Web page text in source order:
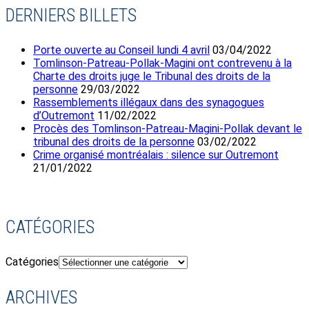
DERNIERS BILLETS
Porte ouverte au Conseil lundi 4 avril 03/04/2022
Tomlinson-Patreau-Pollak-Magini ont contrevenu à la
Charte des droits juge le Tribunal des droits de la
personne 29/03/2022
Rassemblements illégaux dans des synagogues
d’Outremont 11/02/2022
Procès des Tomlinson-Patreau-Magini-Pollak devant le
tribunal des droits de la personne 03/02/2022
Crime organisé montréalais : silence sur Outremont
21/01/2022
CATÉGORIES
Catégories
ARCHIVES